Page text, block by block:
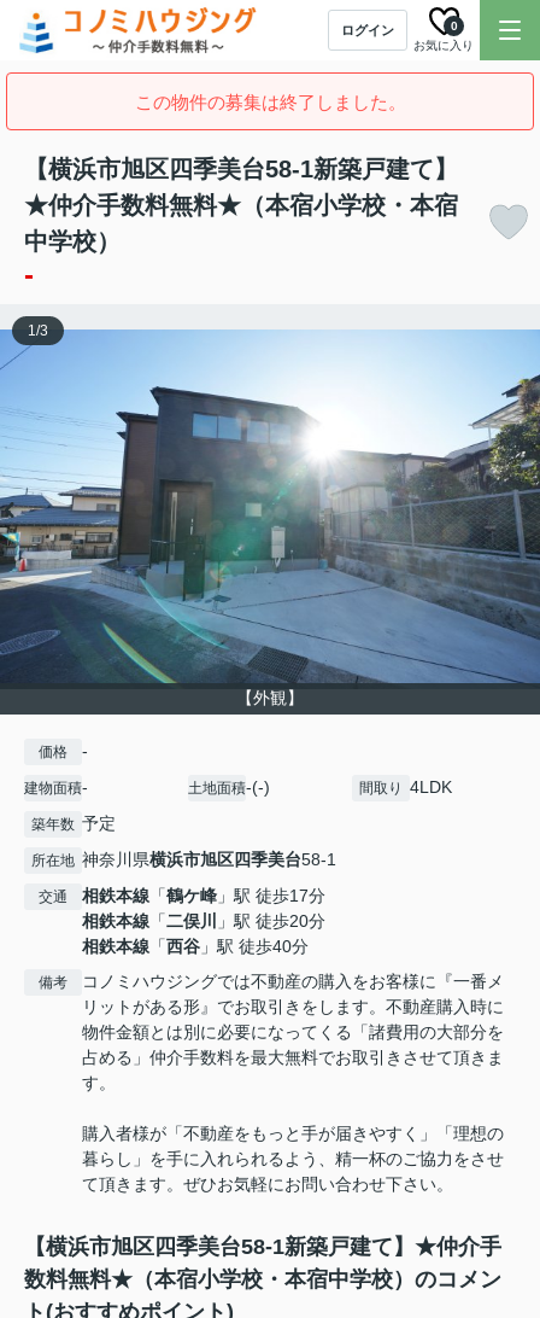
ログイン
お気に入り
0
この物件の募集は終了しました。
【横浜市旭区四季美台58-1新築戸建て】
★仲介手数料無料★（本宿小学校・本宿
中学校）
-
【外観】
1/3
価格 -
建物面積- 土地面積-(-) 間取り 4LDK
築年数 予定
所在地 神奈川県横浜市旭区四季美台58-1
交通 相鉄本線 「鶴ケ峰 」駅 徒歩17分
相鉄本線 「二俣川
」駅 徒歩20分
相鉄本線 「西谷 」駅 徒歩40分
備考
コノミハウジングでは不動産の購入をお客様に『一番メ
リットがある形』でお取引きをします。不動産購入時に
物件金額とは別に必要になってくる「諸費用の大部分を
占める」仲介手数料を最大無料でお取引きさせて頂きま
す。
購入者様が「不動産をもっと手が届きやすく」「理想の
暮らし」を手に入れられるよう、精一杯のご協力をさせ
て頂きます。ぜひお気軽にお問い合わせ下さい。
【横浜市旭区四季美台58-1新築戸建て】★仲介手
数料無料★（本宿小学校・本宿中学校）のコメン
ト(おすすめポイント)